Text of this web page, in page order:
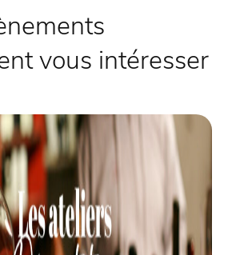
vous intéresser